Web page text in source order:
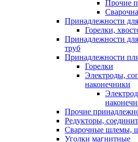
Прочие
Принадлежности
Горелки,
Принадлежности
труб
Принадлежности
Горелки
Электроды,
наконечники
Прочие
Редукторы,
Сварочные шлемы,
Уголки магнитные